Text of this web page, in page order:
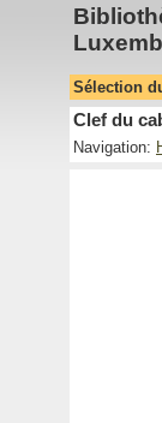
Sélection
Clef du
Navigation: